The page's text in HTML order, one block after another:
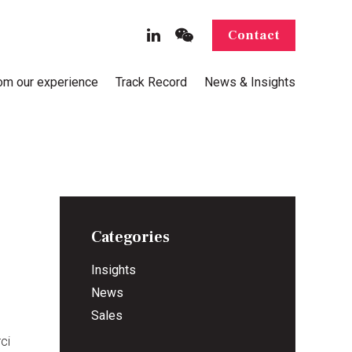
Contact
our experience Track Record News & Insights
Categories
Insights
News
Sales